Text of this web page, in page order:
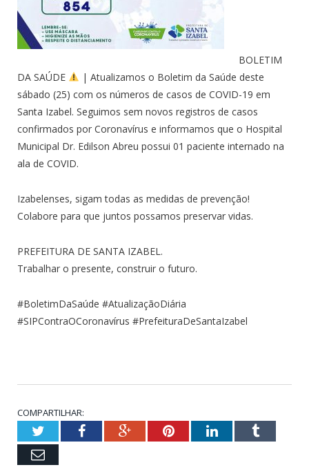
BOLETIM
DA SAÚDE
| Atualizamos o Boletim da Saúde deste
sábado (25) com os números de casos de COVID-19 em
Santa Izabel. Seguimos sem novos registros de casos
confirmados por Coronavírus e informamos que o Hospital
Municipal Dr. Edilson Abreu possui 01 paciente internado na
ala de COVID.
Izabelenses, sigam todas as medidas de prevenção!
Colabore para que juntos possamos preservar vidas.
PREFEITURA DE SANTA IZABEL.
Trabalhar o presente, construir o futuro.
#BoletimDaSaúde #AtualizaçãoDiária
#SIPContraOCoronavírus #PrefeituraDeSantaIzabel
COMPARTILHAR:
TwitterFacebookGoogle+PinterestLinkedInTumblr
Email